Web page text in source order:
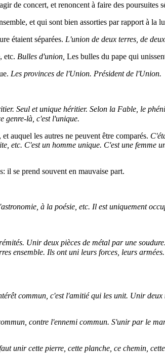
de concert, et renoncent à faire des poursuites
et qui sont bien assorties par rapport à la
étaient séparées. L'union de deux terres, de
etc. Bulles d'union, Les bulles du pape qui
Les provinces de l'Union. Président de l'Union.
Seul et unique héritier. Selon la Fable, le
genre-là, c'est l'unique.
auquel les autres ne peuvent être comparés.
etc. C'est un homme unique. C'est une femme
il se prend souvent en mauvaise part.
à la poésie, etc. Il est uniquement
Unir deux pièces de métal par une
Ils ont uni leurs forces, leurs
commun, c'est l'amitié qui les unit. Unir
contre l'ennemi commun. S'unir par le
unir cette pierre, cette planche, ce chemin,